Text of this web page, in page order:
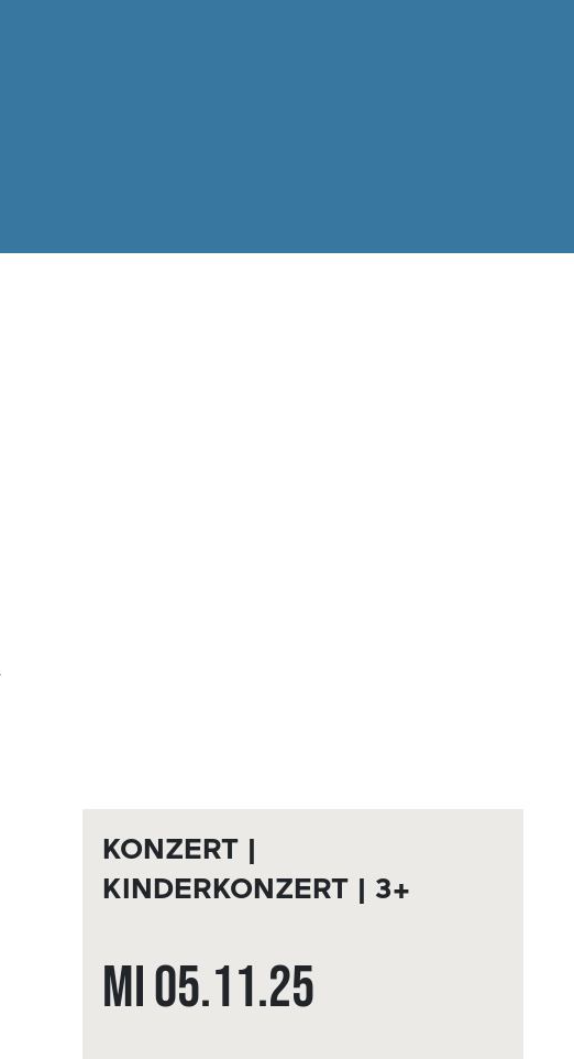
KONZERT |
KINDERKONZERT | 3+
Mi05.11.25